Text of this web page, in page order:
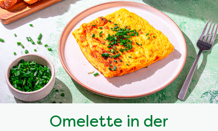
Omelette in der